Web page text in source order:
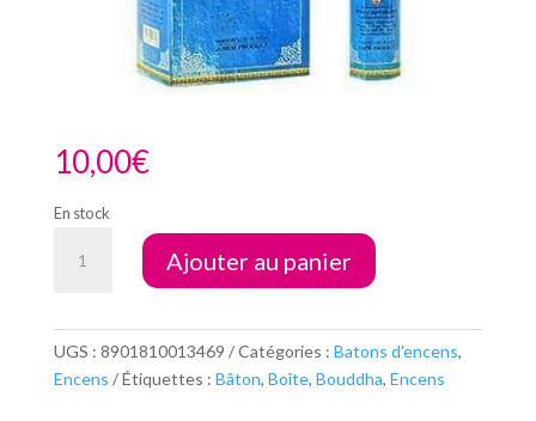
10,00€
En stock
(6)
Lord
Ajouter au panier
UGS : 8901810013469 Catégories : Batons d'encens,
Encens
Étiquettes : Bâton, Boîte, Bouddha, Encens